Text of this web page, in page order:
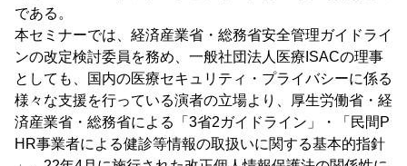
である。
本セミナーでは、経済産業省・総務省安全管理ガイドライ
ンの改定検討委員を務め、一般社団法人医療ISACの理事
としても、国内の医療セキュリティ・プライバシーに係る
様々な支援を行っている演者の立場より、厚生労働省・経
済産業省・総務省による「3省2ガイドライン」・「民間P
HR事業者による健診等情報の取扱いに関する基本的指針